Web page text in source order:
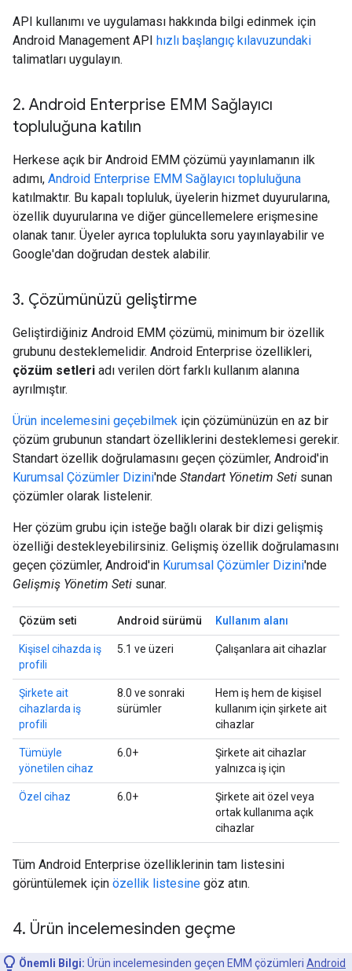
API kullanımı ve uygulaması hakkında bilgi edinmek için
Android Management API
hızlı başlangıç kılavuzundaki
talimatları uygulayın.
2. Android Enterprise EMM Sağlayıcı
topluluğuna katılın
Herkese açık bir Android EMM çözümü yayınlamanın ilk
adımı, Android Enterprise EMM Sağlayıcı topluluğuna
katılmaktır. Bu kapalı topluluk, üyelerin hizmet duyurularına,
özellik duyurularına ve diğer güncellemelere erişmesine
olanak tanır. Üyeler ayrıca toplulukta soru yayınlayabilir ve
Google'dan doğrudan destek alabilir.
3. Çözümünüzü geliştirme
Geliştirdiğiniz Android EMM çözümü, minimum bir özellik
grubunu desteklemelidir. Android Enterprise özellikleri,
çözüm setleri adı verilen dört farklı kullanım alanına
ayrılmıştır.
Ürün incelemesini geçebilmek için çözümünüzün en az bir
çözüm grubunun standart özelliklerini desteklemesi gerekir.
Standart özellik doğrulamasını geçen çözümler, Android'in
Kurumsal Çözümler Dizini'nde Standart Yönetim Seti sunan
çözümler olarak listelenir.
Her çözüm grubu için isteğe bağlı olarak bir dizi gelişmiş
özelliği destekleyebilirsiniz. Gelişmiş özellik doğrulamasını
geçen çözümler, Android'in Kurumsal Çözümler Dizini'nde
Gelişmiş Yönetim Seti sunar.
Çözüm seti Android sürümü Kullanım alanı
Kişisel cihazda iş
profili
5.1 ve üzeri Çalışanlara ait cihazlar
Şirkete ait
cihazlarda iş
profili
8.0 ve sonraki
sürümler
Hem iş hem de kişisel
kullanım için şirkete ait
cihazlar
Tümüyle
yönetilen cihaz
6.0+
Şirkete ait cihazlar
yalnızca iş için
Özel cihaz 6.0+
Şirkete ait özel veya
ortak kullanıma açık
cihazlar
Tüm Android Enterprise özelliklerinin tam listesini
görüntülemek için özellik listesine göz atın.
4. Ürün incelemesinden geçme
Önemli Bilgi: Ürün incelemesinden geçen EMM çözümleri Android